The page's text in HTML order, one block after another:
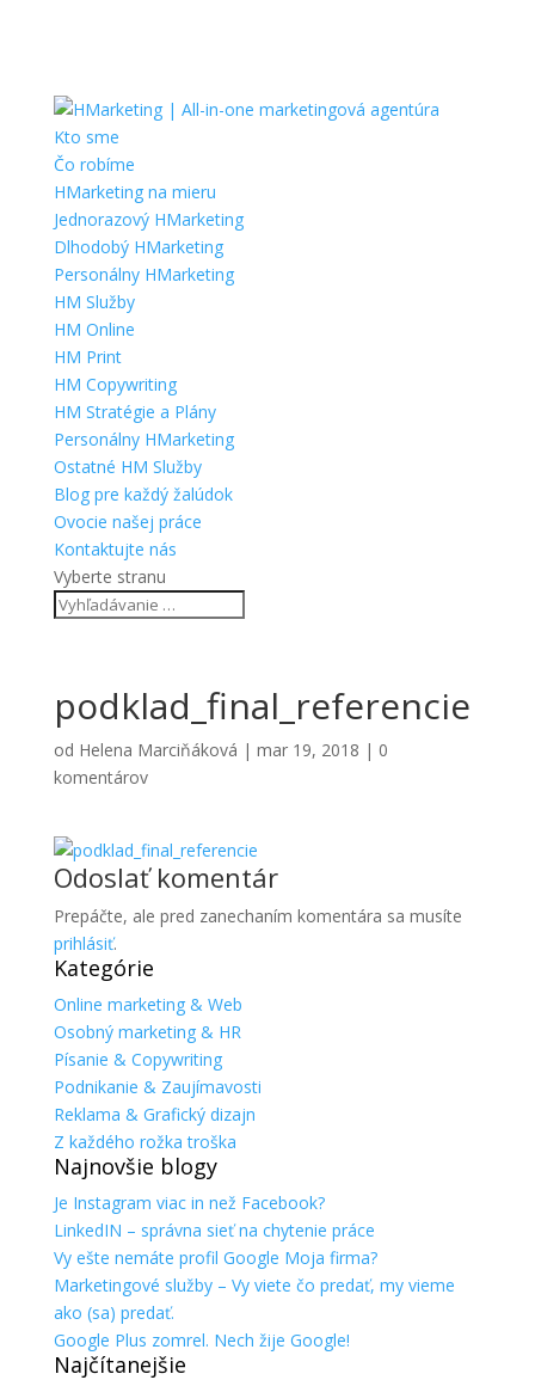
Kto sme
Čo robíme
HMarketing na mieru
Jednorazový HMarketing
Dlhodobý HMarketing
Personálny HMarketing
HM Služby
HM Online
HM Print
HM Copywriting
HM Stratégie a Plány
Personálny HMarketing
Ostatné HM Služby
Blog pre každý žalúdok
Ovocie našej práce
Kontaktujte nás
Vyberte stranu
podklad_final_referencie
od Helena Marciňáková | mar 19, 2018 | 0
komentárov
Odoslať komentár
Prepáčte, ale pred zanechaním komentára sa musíte
prihlásiť.
Kategórie
Online marketing & Web
Osobný marketing & HR
Písanie & Copywriting
Podnikanie & Zaujímavosti
Reklama & Grafický dizajn
Z každého rožka troška
Najnovšie blogy
Je Instagram viac in než Facebook?
LinkedIN – správna sieť na chytenie práce
Vy ešte nemáte profil Google Moja firma?
Marketingové služby – Vy viete čo predať, my vieme
ako (sa) predať.
Google Plus zomrel. Nech žije Google!
Najčítanejšie